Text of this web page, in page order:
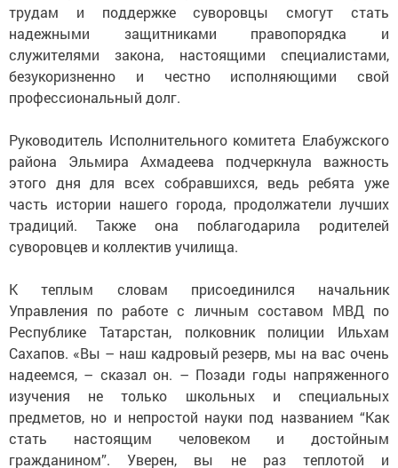
трудам и поддержке суворовцы смогут стать
надежными защитниками правопорядка и
служителями закона, настоящими специалистами,
безукоризненно и честно исполняющими свой
профессиональный долг.
Руководитель Исполнительного комитета Елабужского
района Эльмира Ахмадеева подчеркнула важность
этого дня для всех собравшихся, ведь ребята уже
часть истории нашего города, продолжатели лучших
традиций. Также она поблагодарила родителей
суворовцев и коллектив училища.
К теплым словам присоединился начальник
Управления по работе с личным составом МВД по
Республике Татарстан, полковник полиции Ильхам
Сахапов. «Вы – наш кадровый резерв, мы на вас очень
надеемся, – сказал он. – Позади годы напряженного
изучения не только школьных и специальных
предметов, но и непростой науки под названием “Как
стать настоящим человеком и достойным
гражданином”. Уверен, вы не раз теплотой и